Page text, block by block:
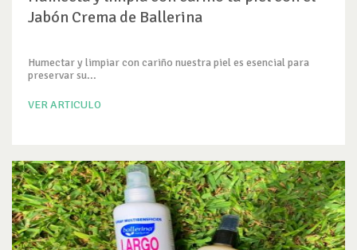
Jabón Crema de Ballerina
Humectar y limpiar con cariño nuestra piel es esencial para
preservar su...
VER ARTICULO